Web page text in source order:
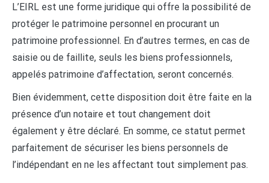
L’EIRL est une forme juridique qui offre la possibilité de
protéger le patrimoine personnel en procurant un
patrimoine professionnel. En d’autres termes, en cas de
saisie ou de faillite, seuls les biens professionnels,
appelés patrimoine d’affectation, seront concernés.
Bien évidemment, cette disposition doit être faite en la
présence d’un notaire et tout changement doit
également y être déclaré. En somme, ce statut permet
parfaitement de sécuriser les biens personnels de
l’indépendant en ne les affectant tout simplement pas.